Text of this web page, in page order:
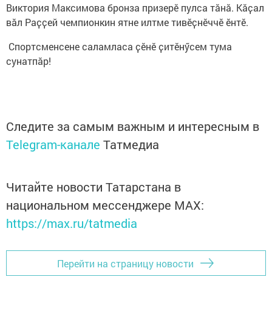
Виктория Максимова бронза призерӗ пулса тӑнӑ. Кӑҫал
вӑл Раҫҫей чемпионкин ятне илтме тивӗҫнӗччӗ ӗнтӗ.
Спортсменсене саламласа ҫӗнӗ ҫитӗнӳсем тума
сунатпӑр!
Следите за самым важным и интересным в
Telegram-канале Татмедиа
Читайте новости Татарстана в
национальном мессенджере MАХ:
https://max.ru/tatmedia
Перейти на страницу новости